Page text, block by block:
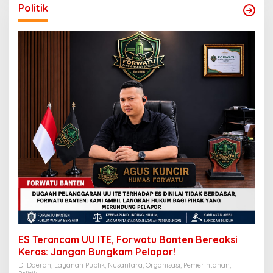
Politik
ES Terancam UU ITE, Forwatu Banten Bereaksi
Keras: Jangan Bungkam Pelapor!
Di Daerah, Layanan Publik, Nusantara, Organisasi, Pemerintahan,